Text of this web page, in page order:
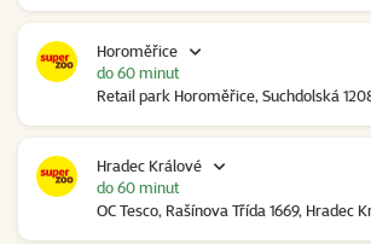
Horoměřice
Retail park Horoměřice, Suchdolská
do 60 minut
Hradec Králové
OC Tesco, Rašínova Třída 1669, Hradec
do 60 minut